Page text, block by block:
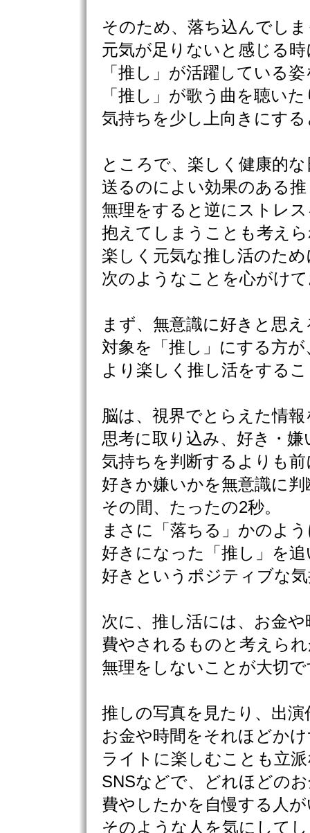
そのため、落ち込んでし
元気が足りないと感じる時
「推し」が活躍している
「推し」が歌う曲を聴い
気持ちを少し上向きにす
ところで、楽しく健康的な
送るのによい効果のある
無理をすると逆にストレ
抱えてしまうことも考え
楽しく元気な推し活のため
次のようなことを心がけ
まず、無意識に好きと思え
対象を「推し」にする方が
より楽しく推し活をする
脳は、視界でとらえた情報
思考に取り込み、好き・嫌
気持ちを判断するよりも前
好きか嫌いかを無意識に
その間、たったの2秒。
まさに「落ちる」かのよ
好きになった「推し」を
好きというポジティブな
次に、推し活には、お金や
費やされるものと考えら
無理をしないことが大切で
推しの写真を見たり、出
お金や時間をそれほどか
ライトに楽しむことも立
SNSなどで、どれほどの
費やしたかを自慢する人
そのような人を気にして